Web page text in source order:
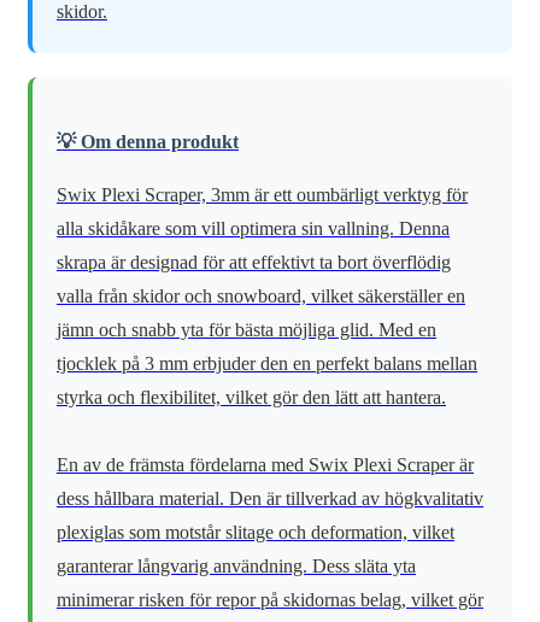
skidor.
💡 Om denna produkt
Swix Plexi Scraper, 3mm är ett oumbärligt verktyg för
alla skidåkare som vill optimera sin vallning. Denna
skrapa är designad för att effektivt ta bort överflödig
valla från skidor och snowboard, vilket säkerställer en
jämn och snabb yta för bästa möjliga glid. Med en
tjocklek på 3 mm erbjuder den en perfekt balans mellan
styrka och flexibilitet, vilket gör den lätt att hantera.
En av de främsta fördelarna med Swix Plexi Scraper är
dess hållbara material. Den är tillverkad av högkvalitativ
plexiglas som motstår slitage och deformation, vilket
garanterar långvarig användning. Dess släta yta
minimerar risken för repor på skidornas belag, vilket gör